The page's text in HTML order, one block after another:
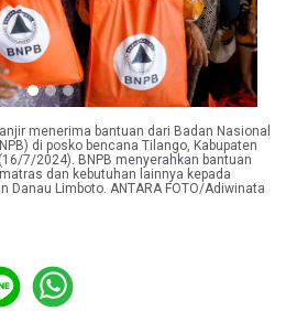
menerima bantuan dari Badan Nasional
di posko bencana Tilango, Kabupaten
7/2024). BNPB menyerahkan bantuan
dan kebutuhan lainnya kepada
Danau Limboto. ANTARA FOTO/Adiwinata